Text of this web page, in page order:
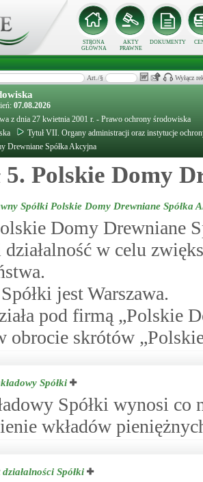
STRONA
GŁÓWNA
AKTY
PRAWNE
DOKUMENTY
Art./§ Wyłącz
07.08.2026
z dnia 27 kwietnia 2001 r. - Prawo ochrony środowiska
Tytuł VII. Organy administracji oraz instytucje
Drewniane Spółka Akcyjna
5. Polskie Domy
Spółki Polskie Domy Drewniane Spółka
Domy Drewniane
w celu
jest Warszawa.
pod firmą „Polskie
obrocie skrótów
Spółki
Spółki wynosi
wkładów
Spółki